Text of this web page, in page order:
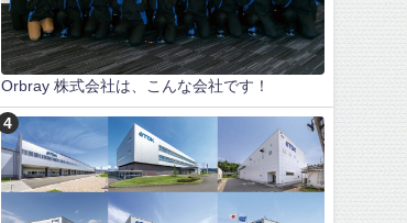
Orbray 株式会社は、こんな会社です！